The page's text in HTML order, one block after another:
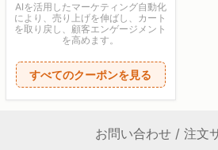
AIを活用したマーケティング自動化
により、売り上げを伸ばし、カート
を取り戻し、顧客エンゲージメント
を高めます。
すべてのクーポンを見る
お問い合わせ / 注文